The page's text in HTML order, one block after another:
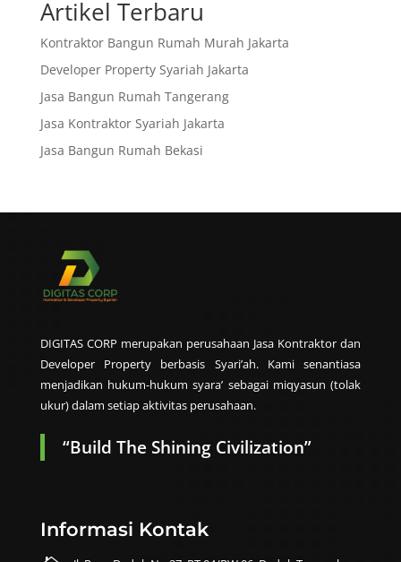
Artikel Terbaru
Kontraktor Bangun Rumah Murah Jakarta
Developer Property Syariah Jakarta
Jasa Bangun Rumah Tangerang
Jasa Kontraktor Syariah Jakarta
Jasa Bangun Rumah Bekasi
DIGITAS CORP merupakan perusahaan Jasa Kontraktor dan
Developer Property berbasis Syari’ah. Kami senantiasa
menjadikan hukum-hukum syara’ sebagai miqyasun (tolak
ukur) dalam setiap aktivitas perusahaan.
“Build The Shining Civilization”
Informasi Kontak